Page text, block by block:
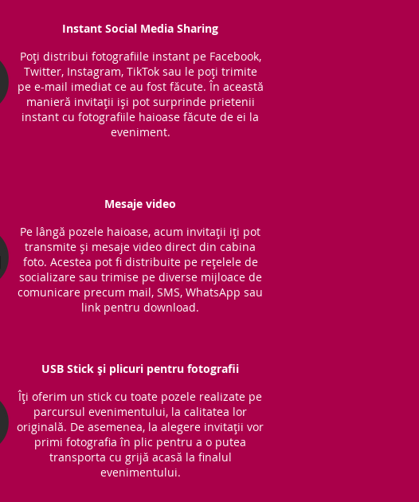
Instant Social Media Sharing
Poți distribui fotografiile instant pe Facebook,
Twitter, Instagram, TikTok sau le poți trimite
pe e-mail imediat ce au fost făcute. În această
manieră invitații iși pot surprinde prietenii
instant cu fotografiile haioase făcute de ei la
eveniment.
Mesaje video
Pe lângă pozele haioase, acum invitații iți pot
transmite și mesaje video direct din cabina
foto. Acestea pot fi distribuite pe rețelele de
socializare sau trimise pe diverse mijloace de
comunicare precum mail, SMS, WhatsApp sau
link pentru download.
USB Stick și plicuri pentru fotografii
Îți oferim un stick cu toate pozele realizate pe
parcursul evenimentului, la calitatea lor
originală. De asemenea, la alegere invitații vor
primi fotografia în plic pentru a o putea
transporta cu grijă acasă la finalul
evenimentului.